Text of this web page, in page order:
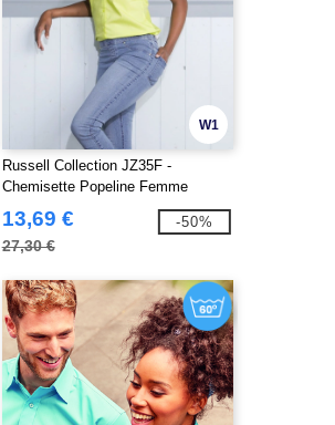
W1
Russell Collection JZ35F -
Chemisette Popeline Femme
13,69 €
27,30 €
-50%